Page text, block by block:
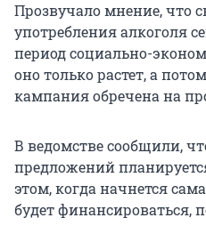
Прозвучало мнение, что
употребления алкоголя
период социально-
оно только растет, а
кампания обречена на
В ведомстве сообщили,
предложений
этом, когда начнется
будет финансироваться,